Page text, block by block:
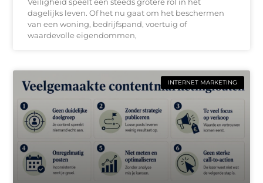
dagelijks leven. Of het nu gaat om het beschermen
van een woning, bedrijfspand, voertuig of
waardevolle eigendommen,
INTERNET MARKETING